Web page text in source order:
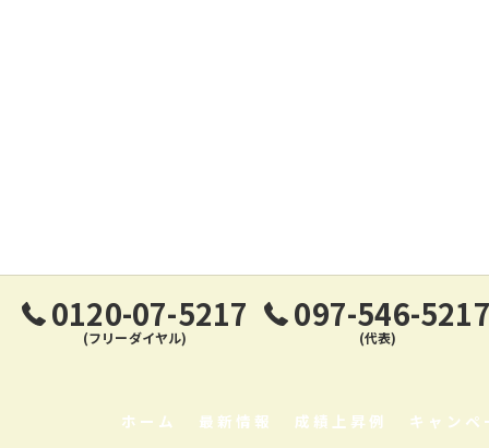
0120-07-5217
(フリーダイヤル)
097-546-5217
(代表)
ホーム 最新情報 成績上昇例 キャンペ